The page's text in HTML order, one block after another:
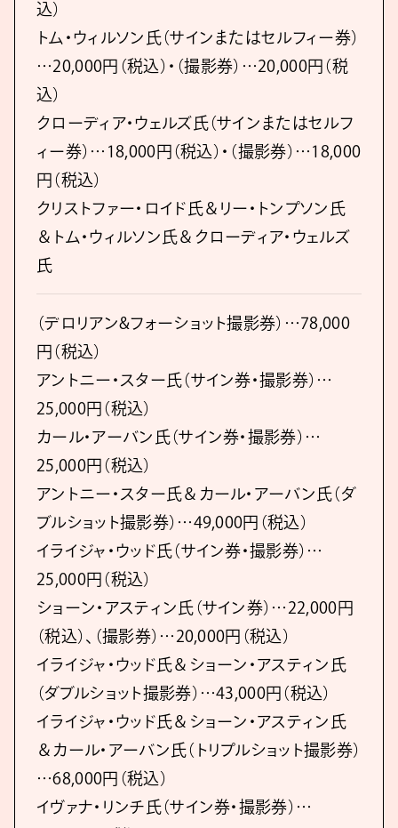
込）
トム・ウィルソン氏（サインまたはセルフィー券）
…20,000円（税込）・（撮影券）…20,000円（税
込）
クローディア・ウェルズ氏（サインまたはセルフ
ィー券）…18,000円（税込）・（撮影券）…18,000
円（税込）
クリストファー・ロイド氏＆リー・トンプソン氏
＆トム・ウィルソン氏＆クローディア・ウェルズ
氏
（デロリアン&フォーショット撮影券）…78,000
円（税込）
アントニー・スター氏（サイン券・撮影券）…
25,000円（税込）
カール・アーバン氏（サイン券・撮影券）…
25,000円（税込）
アントニー・スター氏＆カール・アーバン氏（ダ
ブルショット撮影券）…49,000円（税込）
イライジャ・ウッド氏（サイン券・撮影券）…
25,000円（税込）
ショーン・アスティン氏（サイン券）…22,000円
（税込）、（撮影券）…20,000円（税込）
イライジャ・ウッド氏＆ショーン・アスティン氏
（ダブルショット撮影券）…43,000円（税込）
イライジャ・ウッド氏＆ショーン・アスティン氏
＆カール・アーバン氏（トリプルショット撮影券）
…68,000円（税込）
イヴァナ・リンチ氏（サイン券・撮影券）…